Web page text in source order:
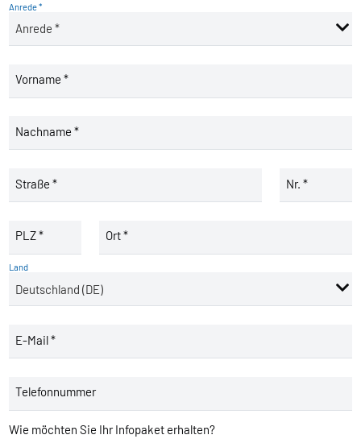
Anrede *
Vorname *
Nachname *
Straße * Nr. *
PLZ * Ort *
Land
E-Mail *
Telefonnummer
Wie möchten Sie Ihr Infopaket erhalten?